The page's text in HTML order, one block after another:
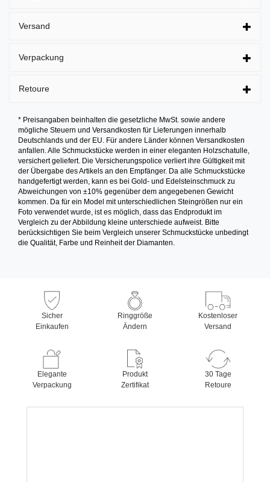
Versand
Verpackung
Retoure
* Preisangaben beinhalten die gesetzliche MwSt. sowie andere
mögliche Steuern und Versandkosten für Lieferungen innerhalb
Deutschlands und der EU. Für andere Länder können Versandkosten
anfallen. Alle Schmuckstücke werden in einer eleganten Holzschatulle,
versichert geliefert. Die Versicherungspolice verliert ihre Gültigkeit mit
der Übergabe des Artikels an den Empfänger. Da alle Schmuckstücke
handgefertigt werden, kann es bei Gold- und Edelsteinschmuck zu
Abweichungen von ±10% gegenüber dem angegebenen Gewicht
kommen. Da für ein Model mit unterschiedlichen Steingrößen nur ein
Foto verwendet wurde, ist es möglich, dass das Endprodukt im
Vergleich zu der Abbildung kleine unterschiede aufweist. Bitte
berücksichtigen Sie beim Vergleich unserer Schmuckstücke unbedingt
die Qualität, Farbe und Reinheit der Diamanten.
Sicher
Einkaufen
Ringgröße
Ändern
Kostenloser
Versand
Elegante
Verpackung
Produkt
Zertifikat
30 Tage
Retoure